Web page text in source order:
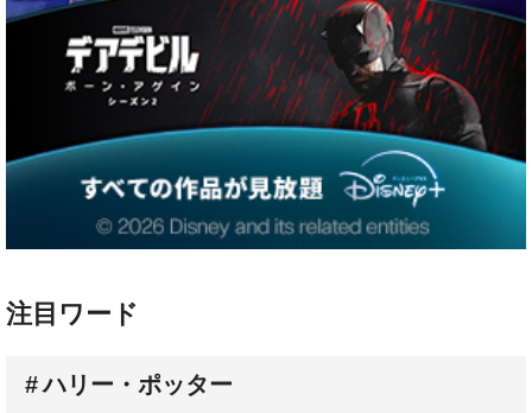
注目ワード
ハリー・ポッター
配信スケジュール